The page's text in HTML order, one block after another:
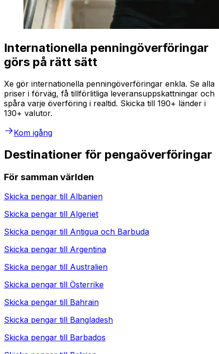
Internationella penningöverföringar
görs på rätt sätt
Xe gör internationella penningöverföringar enkla. Se alla
priser i förväg, få tillförlitliga leveransuppskattningar och
spåra varje överföring i realtid. Skicka till 190+ länder i
130+ valutor.
Kom igång
Destinationer för pengaöverföringar
För samman världen
Skicka pengar till Albanien
Skicka pengar till Algeriet
Skicka pengar till Antigua och Barbuda
Skicka pengar till Argentina
Skicka pengar till Australien
Skicka pengar till Österrike
Skicka pengar till Bahrain
Skicka pengar till Bangladesh
Skicka pengar till Barbados